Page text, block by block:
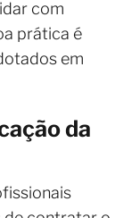
com
prática é
em
da